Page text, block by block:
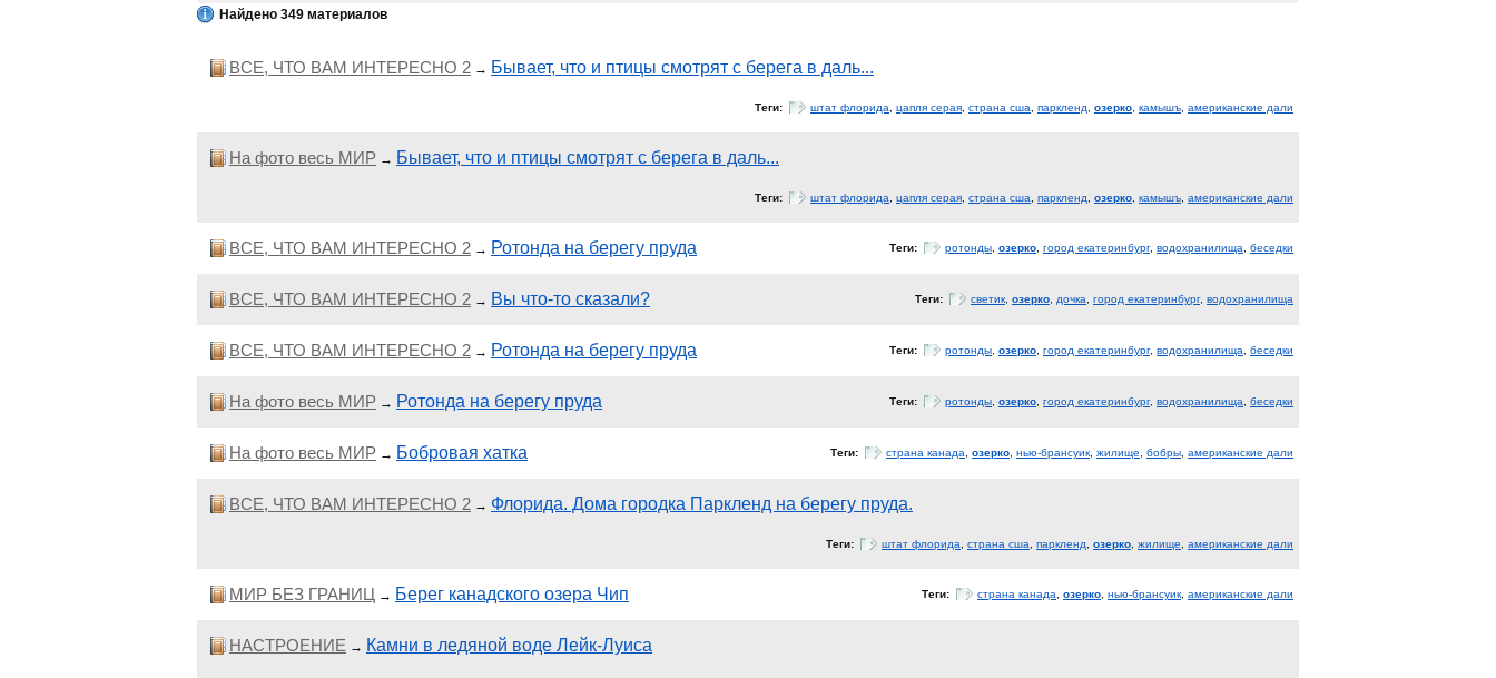
Найдено 349 материалов
ВСЕ, ЧТО ВАМ ИНТЕРЕСНО 2 → Бывает, что и птицы смотрят с берега в даль...
Теги: штат флорида цапля серая страна сша паркленд озерко камышъ американские дали
На фото весь МИР → Бывает, что и птицы смотрят с берега в даль...
Теги: штат флорида цапля серая страна сша паркленд озерко камышъ американские дали
ВСЕ, ЧТО ВАМ ИНТЕРЕСНО 2 → Ротонда на берегу пруда Теги: ротонды озерко город екатеринбург, водохранилища беседки
ВСЕ, ЧТО ВАМ ИНТЕРЕСНО 2 → Вы что-то сказали? Теги: светик озерко дочка город екатеринбург, водохранилища
ВСЕ, ЧТО ВАМ ИНТЕРЕСНО 2 → Ротонда на берегу пруда Теги: ротонды озерко город екатеринбург, водохранилища беседки
На фото весь МИР → Ротонда на берегу пруда Теги: ротонды озерко город екатеринбург, водохранилища беседки
На фото весь МИР → Бобровая хатка Теги: страна канада озерко нью-брансуик жилище бобры американские дали
ВСЕ, ЧТО ВАМ ИНТЕРЕСНО 2 → Флорида. Дома городка Паркленд на берегу пруда.
Теги: штат флорида страна сша паркленд озерко жилище американские дали
МИР БЕЗ ГРАНИЦ → Берег канадского озера Чип Теги: страна канада озерко нью-брансуик американские дали
НАСТРОЕНИЕ → Камни в ледяной воде Лейк-Луиса